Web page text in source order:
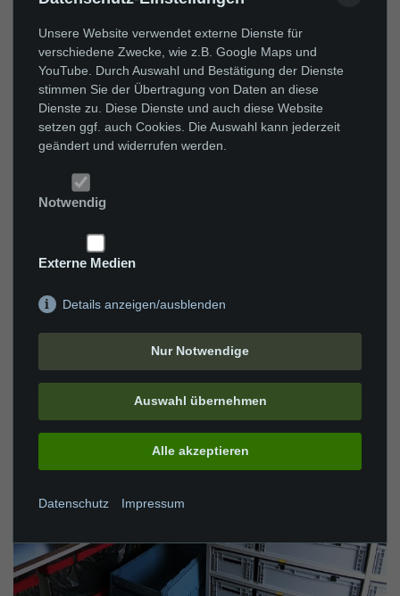
Unsere Website verwendet externe Dienste für
verschiedene Zwecke, wie z.B. Google Maps und
YouTube. Durch Auswahl und Bestätigung der Dienste
stimmen Sie der Übertragung von Daten an diese
Dienste zu. Diese Dienste und auch diese Website
setzen ggf. auch Cookies. Die Auswahl kann jederzeit
geändert und widerrufen werden.
Notwendig
Externe Medien
Details anzeigen/ausblenden
Nur Notwendige
Auswahl übernehmen
Alle akzeptieren
Datenschutz Impressum